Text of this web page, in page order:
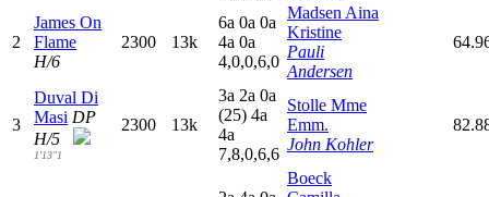
2
James On
Flame
H/6
2300 13k
6a 0a 0a
4a 0a
4,0,0,6,0
Madsen Aina
Kristine
Pauli
Andersen
3
Duval Di
Masi DP
H/5
1'13"1
2300 13k
3a 2a 0a
(25) 4a
4a
7,8,0,6,6
Stolle Mme
Emm.
John Kohler
Boeck